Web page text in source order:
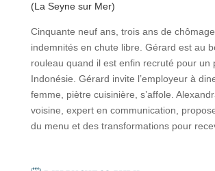
(La Seyne sur Mer)
Cinquante neuf ans, trois ans de
indemnités en chute libre. Gérard est au
rouleau quand il est enfin recruté pour un
Indonésie. Gérard invite l’employeur à
femme, piètre cuisinière, s’affole.
voisine, expert en communication,
du menu et des transformations pour